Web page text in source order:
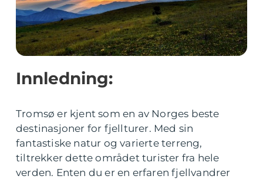
Innledning:
Tromsø er kjent som en av Norges beste
destinasjoner for fjellturer. Med sin
fantastiske natur og varierte terreng,
tiltrekker dette området turister fra hele
verden. Enten du er en erfaren fjellvandrer